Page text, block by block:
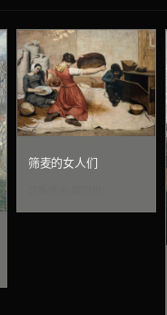
筛麦的女人们